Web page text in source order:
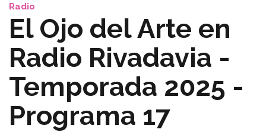
Radio
El Ojo del Arte en
Radio Rivadavia -
Temporada 2025 -
Programa 17